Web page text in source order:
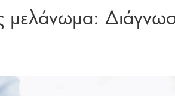
μελάνωμα: